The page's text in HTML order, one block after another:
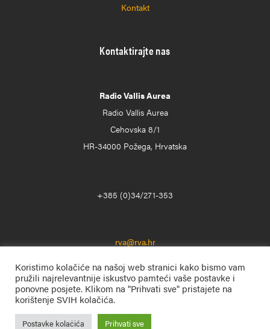
Kontakt
Kontaktirajte nas
Radio Vallis Aurea
Radio Vallis Aurea
Cehovska 8/1
HR-34000 Požega, Hrvatska
+385 (0)34/271-353
rva@rva.hr
Radio Vallis Aurea © 1996. – 2025. Sva prava pridržana.
Koristimo kolačiće na našoj web stranici kako bismo vam
pružili najrelevantnije iskustvo pamteći vaše postavke i
ponovne posjete. Klikom na "Prihvati sve" pristajete na
korištenje SVIH kolačića.
Postavke kolačića Prihvati sve